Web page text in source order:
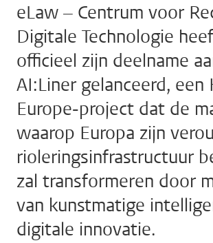
eLaw – Centrum voor
Digitale Technologie
officieel zijn deelname
AI:Liner gelanceerd, een
Europe-project dat de
waarop Europa zijn
rioleringsinfrastructuur
zal transformeren door
van kunstmatige
digitale innovatie.